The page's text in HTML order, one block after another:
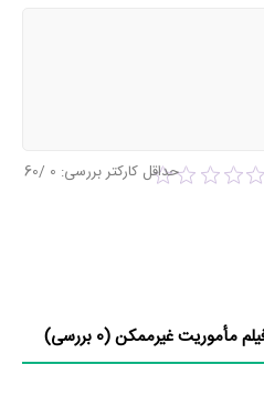
حداقل کارکتر بررسی: 0
/60
مأموریت غیرممکن (0 بررسی)